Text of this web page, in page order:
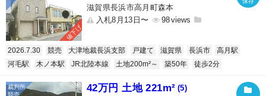
値下げ
滋賀県長浜市高月町森本
入札8月13日〜
98
2026.7.30 競売 大津地裁長浜支部 戸建て 滋賀県 長浜市
高月駅
河毛駅
木ノ本駅 JR北陸本線 土地200m²～ 築50年 徒歩2分
42万円 土地 221m² (5)